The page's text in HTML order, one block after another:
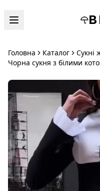
Головна Каталог
Сукні
Чорна сукня з білими